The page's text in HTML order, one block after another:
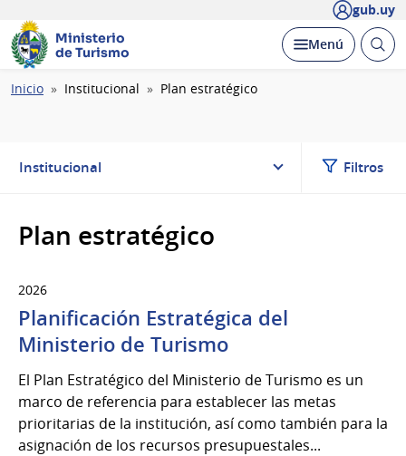
gub.uy
Ministerio
de Turismo
Desplegar
Menú Abrir
Ruta
Inicio Institucional Plan estratégico
Institucional Filtros
Plan estratégico
2026
Planificación Estratégica del
Ministerio de Turismo
El Plan Estratégico del Ministerio de Turismo es un
marco de referencia para establecer las metas
prioritarias de la institución, así como también para la
asignación de los recursos presupuestales...